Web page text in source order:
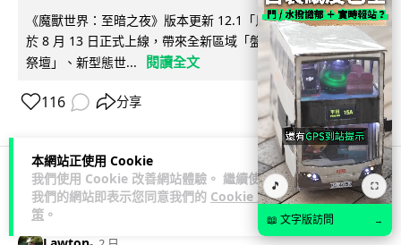
本網站正使用 Cookie
我們使用 Cookie 改善網站體驗。 繼續使用
我們的網站即表示您同意我們的 Cookie 政
策 。
《魔獸世界：至暗之夜》版本更新 12.1「烏拉特克的詛咒」將
於 8 月 13 日正式上線，帶來全新區域「盤蛇島」、地城「毒牙
祭壇」、新型態世...
閱讀全文
116 分享
科技娛樂 遊戲情報
🎵 ⛶
📖 文字版訪問 →